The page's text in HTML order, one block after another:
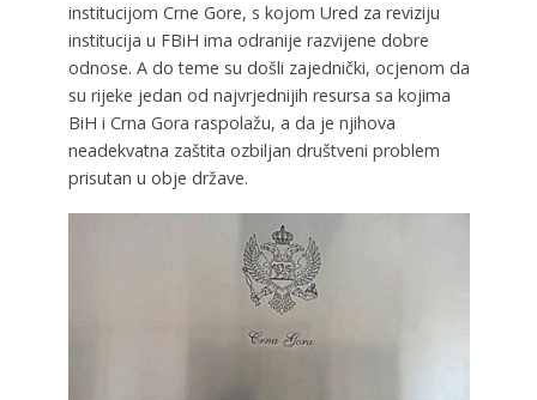
institucijom Crne Gore, s kojom Ured za reviziju
institucija u FBiH ima odranije razvijene dobre
odnose. A do teme su došli zajednički, ocjenom da
su rijeke jedan od najvrjednijih resursa sa kojima
BiH i Crna Gora raspolažu, a da je njihova
neadekvatna zaštita ozbiljan društveni problem
prisutan u obje države.